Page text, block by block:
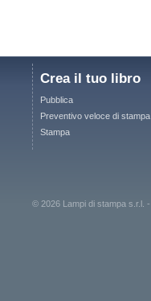
Crea il tuo libro
Pubblica
Preventivo veloce di stampa
Stampa
© 2026 Lampi di stampa